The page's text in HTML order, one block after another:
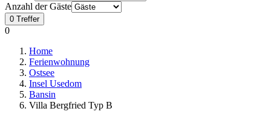
Anzahl der Gäste
0 Treffer
0
Home
Ferienwohnung
Ostsee
Insel Usedom
Bansin
Villa Bergfried Typ B